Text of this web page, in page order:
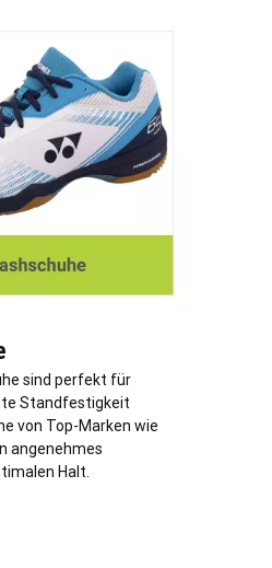
sind perfekt für
Standfestigkeit
von Top-Marken wie
angenehmes
Halt.